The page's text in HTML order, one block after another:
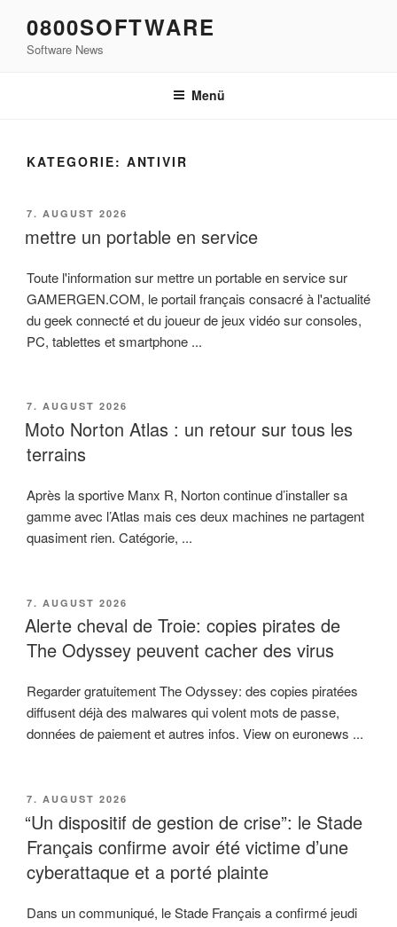
Inhalt
springen
0800SOFTWARE
Software News
Menü
KATEGORIE: ANTIVIR
VERÖFFENTLICHT
7. AUGUST 2026
mettre un portable en service
Toute l'information sur mettre un portable en service sur
GAMERGEN.COM, le portail français consacré à l'actualité
du geek connecté et du joueur de jeux vidéo sur consoles,
PC, tablettes et smartphone ...
VERÖFFENTLICHT
AM
7. AUGUST 2026
Moto Norton Atlas : un retour sur tous les
terrains
Après la sportive Manx R, Norton continue d’installer sa
gamme avec l’Atlas mais ces deux machines ne partagent
quasiment rien. Catégorie, ...
VERÖFFENTLICHT
AM
7. AUGUST 2026
Alerte cheval de Troie: copies pirates de
The Odyssey peuvent cacher des virus
Regarder gratuitement The Odyssey: des copies piratées
diffusent déjà des malwares qui volent mots de passe,
données de paiement et autres infos. View on euronews ...
VERÖFFENTLICHT
AM
7. AUGUST 2026
“Un dispositif de gestion de crise”: le Stade
Français confirme avoir été victime d’une
cyberattaque et a porté plainte
Dans un communiqué, le Stade Français a confirmé jeudi